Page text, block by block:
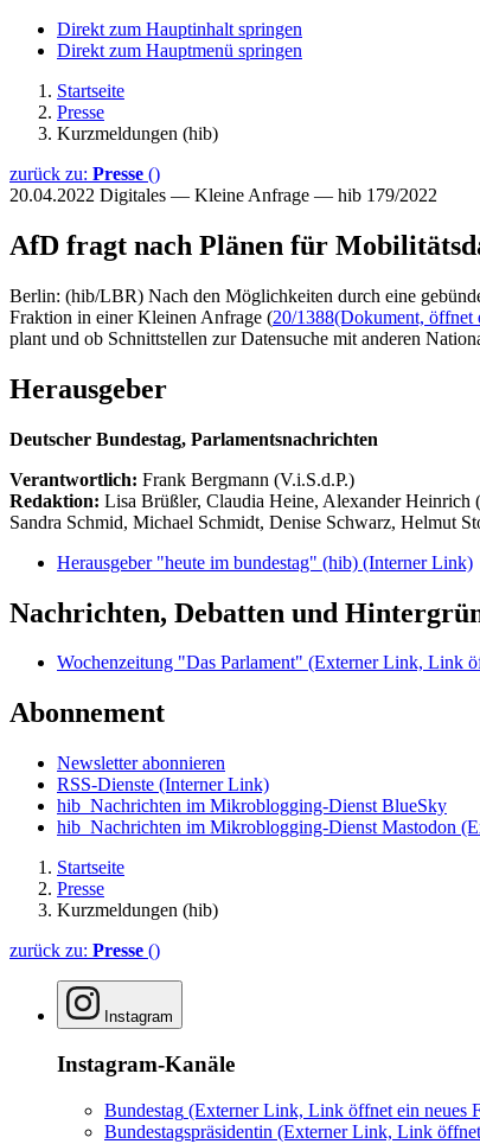
Direkt zum Hauptinhalt springen
Direkt zum Hauptmenü springen
Startseite
Presse
Kurzmeldungen (hib)
zurück zu: Presse ()
20.04.2022 Digitales — Kleine Anfrage — hib 179/2022
AfD fragt nach Plänen für
Berlin: (hib/LBR) Nach den Möglichkeiten durch eine
Fraktion in einer Kleinen Anfrage (20/1388(Dokument, öffnet
plant und ob Schnittstellen zur Datensuche mit anderen
Herausgeber
Deutscher Bundestag, Parlamentsnachrichten
Verantwortlich: Frank Bergmann (V.i.S.d.P.)
Redaktion: Lisa Brüßler, Claudia Heine, Alexander Heinrich
Sandra Schmid, Michael Schmidt, Denise Schwarz, Helmut
Herausgeber "heute im bundestag" (hib) (Interner Link)
Nachrichten, Debatten und
Wochenzeitung "Das Parlament" (Externer Link, Link
Abonnement
Newsletter abonnieren
RSS-Dienste (Interner Link)
hib_Nachrichten im Mikroblogging-Dienst BlueSky
hib_Nachrichten im Mikroblogging-Dienst Mastodon
Startseite
Presse
Kurzmeldungen (hib)
zurück zu: Presse ()
Instagram
Instagram-Kanäle
Bundestag (Externer Link, Link öffnet ein neues
Bundestagspräsidentin (Externer Link, Link öffnet